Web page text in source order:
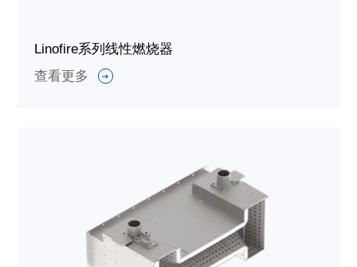
Linofire系列线性燃烧器
查看更多